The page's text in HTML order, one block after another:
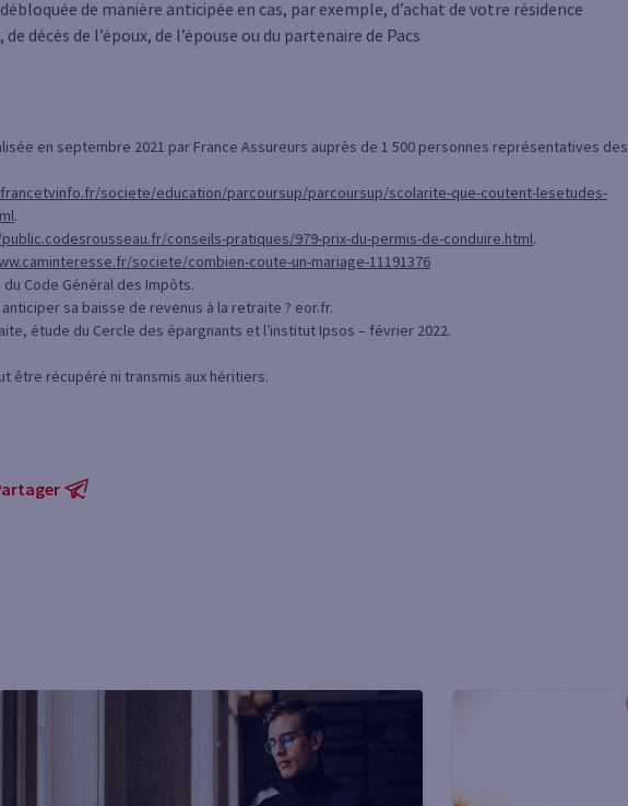
de manière anticipée en cas, par exemple, d’achat de votre résidence
décès de l’époux, de l’épouse ou du partenaire de Pacs
en septembre 2021 par France Assureurs auprès de 1 500 personnes représentatives des
societe/education/parcoursup/parcoursup/scolarite-que-coutent-lesetudes-
.
conseils-pratiques/979-prix-du-permis-de-conduire.html.
societe/combien-coute-un-mariage-11191376
Code Général des Impôts.
sa baisse de revenus à la retraite ? eor.fr.
étude du Cercle des épargnants et l’institut Ipsos – février 2022.
être récupéré ni transmis aux héritiers.